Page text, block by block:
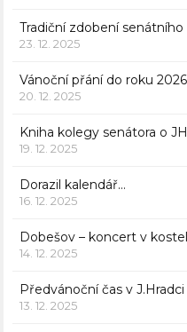
Tradiční zdobení
23. 12. 2025
Vánoční přání do roku 2026
20. 12. 2025
Kniha kolegy senátora o
19. 12. 2025
Dorazil kalendář…
16. 12. 2025
Dobešov – koncert v
14. 12. 2025
Předvánoční čas v J.Hradci
13. 12. 2025